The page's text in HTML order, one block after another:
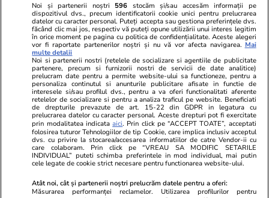
prost
07 aug.
Puține zone economice de
succes, privilegiile de la vârful
birocrației și penurie în rest sau
ordinea socială din România de
Noi și partenerii noștri 596 stocăm și/sau accesăm informații pe
dispozitivul dvs., precum identificatorii cookie unici pentru prelucrarea
datelor cu caracter personal. Puteți accepta sau gestiona preferințele dvs.
făcând clic mai jos, respectiv vă puteți opune utilizării unui interes legitim
în orice moment pe pagina cu politica de confidențialitate. Aceste alegeri
vor fi raportate partenerilor noștri și nu vă vor afecta navigarea. Mai
multe detalii
Noi si partenerii nostri (retelele de socializare si agentiile de publicitate
partenere, precum si furnizorii nostri de servicii de date analitice)
prelucram date pentru a permite website-ului sa functioneze, pentru a
personaliza continutul si anunturile publicitare afisate in functie de
interesele si/sau profilul dvs., pentru a va oferi functionalitati aferente
retelelor de socializare si pentru a analiza traficul pe website. Beneficiati
de drepturile prevazute de art. 15-22 din GDPR in legatura cu
prelucrarea datelor cu caracter personal. Aceste drepturi pot fi exercitate
prin modalitatea indicataaici. Prin click pe “ACCEPT TOATE”, acceptati
folosirea tuturor Tehnologiilor de tip Cookie, care implica inclusiv acceptul
dvs. cu privire la stocarea/accesarea informatiilor de catre Vendor-ii cu
care colaboram. Prin click pe “VREAU SA MODIFIC SETARILE
INDIVIDUAL” puteti schimba preferintele in mod individual, mai putin
cele legate de cookie strict necesare pentru functionarea website-ului.
Atât noi, cât și partenerii noștri prelucrăm datele pentru a oferi:
Măsurarea performanței reclamelor. Utilizarea profilurilor pentru